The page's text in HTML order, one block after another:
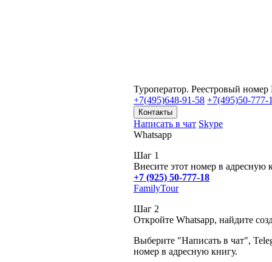
Туроператор. Реестровый
+7(495)648-91-58 +7(495)50-777-
Контакты
Написать в чат Skype
Whatsapp
Шаг 1
Внесите этот номер в адресную
+7 (925) 50-777-18
FamilyTour
Шаг 2
Откройте Whatsapp, найдите
Выберите "Написать в чат",
номер в адресную книгу.